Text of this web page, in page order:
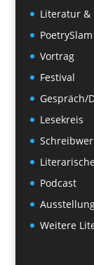
Literatur &
PoetrySlam
Vortrag
Festival
Gespräch/
Lesekreis
Podcast
Weitere